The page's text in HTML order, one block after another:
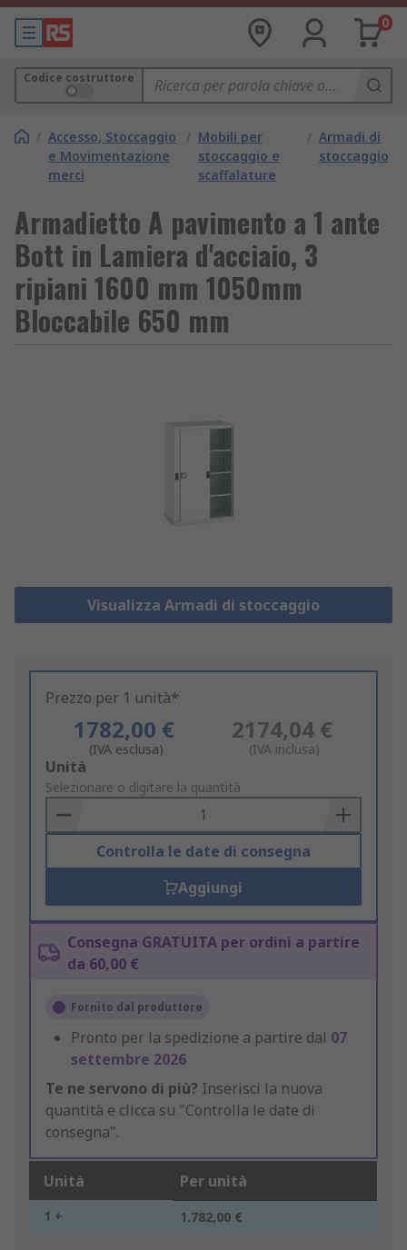
0
Codice costruttore
/ Accesso, Stoccaggio
e Movimentazione
merci
/ Mobili per
stoccaggio e
scaffalature
/ Armadi di
stoccaggio
Armadietto A pavimento a 1 ante
Bott in Lamiera d'acciaio, 3
ripiani 1600 mm 1050mm
Bloccabile 650 mm
Visualizza Armadi di stoccaggio
Prezzo per 1 unità*
1782,00 €
(IVA esclusa)
2174,04 €
(IVA inclusa)
Add
to
Basket
Unità
Selezionare o digitare la quantità
Controlla le date di consegna
Aggiungi
Consegna GRATUITA per ordini a partire
da 60,00 €
Fornito dal produttore
Pronto per la spedizione a partire dal 07
settembre 2026
Te ne servono di più? Inserisci la nuova
quantità e clicca su "Controlla le date di
consegna".
Unità Per unità
1 + 1.782,00 €